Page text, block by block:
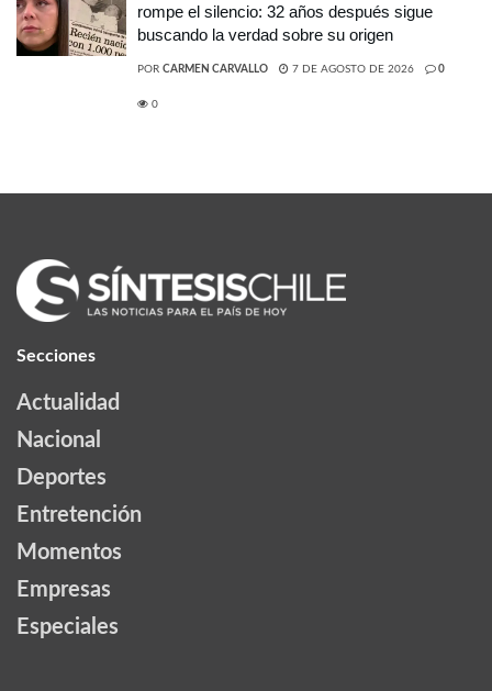
rompe el silencio: 32 años después sigue
buscando la verdad sobre su origen
POR CARMEN CARVALLO 7 DE AGOSTO DE 2026 0
0
Secciones
Actualidad
Nacional
Deportes
Entretención
Momentos
Empresas
Especiales